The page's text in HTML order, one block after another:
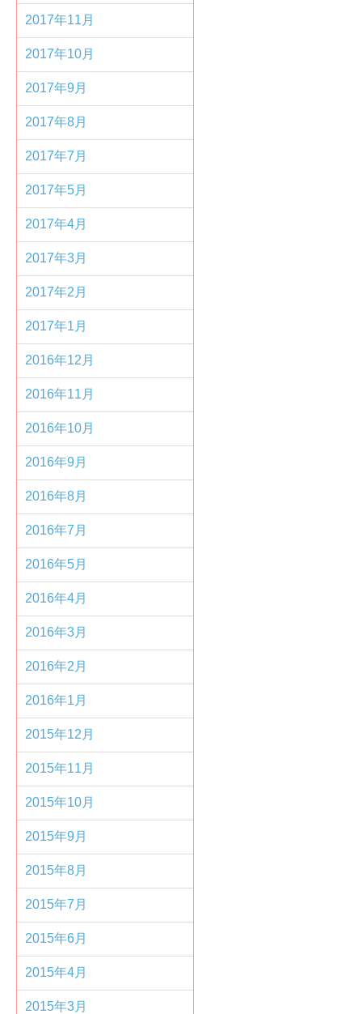
2017年11月
2017年10月
2017年9月
2017年8月
2017年7月
2017年5月
2017年4月
2017年3月
2017年2月
2017年1月
2016年12月
2016年11月
2016年10月
2016年9月
2016年8月
2016年7月
2016年5月
2016年4月
2016年3月
2016年2月
2016年1月
2015年12月
2015年11月
2015年10月
2015年9月
2015年8月
2015年7月
2015年6月
2015年4月
2015年3月